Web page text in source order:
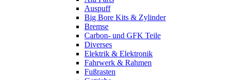
Auspuff
Big Bore Kits & Zylinder
Bremse
Carbon- und GFK Teile
Diverses
Elektrik & Elektronik
Fahrwerk & Rahmen
Fußrasten